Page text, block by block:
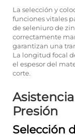
La selección y
funciones vitales
de seleniuro de
correctamente
garantizan una
La longitud focal
el espesor del
corte.
Presión
Selección